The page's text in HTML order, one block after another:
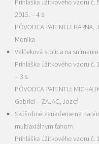
Prihláška úžitkového vzoru č.
2015. – 4 s
PÔVODCA PATENTU:
Monika
Valčeková stolica na
Prihláška úžitkového vzoru č.
– 3 s
PÔVODCA PATENTU:
Gabriel – ZAJAC, Jozef
Skúšobné zariadenie na
multiaxiálnym ťahom
Prihláška úžitkového vzoru č.